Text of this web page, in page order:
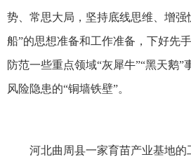
势、常思大局，坚持底线思维、增强
船”的思想准备和工作准备，下好先
防范一些重点领域“灰犀牛”“黑天鹅
风险隐患的“铜墙铁壁”。
河北曲周县一家育苗产业基地